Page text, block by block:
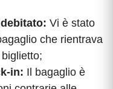
Vi è stato
che rientrava
in: Il bagaglio è